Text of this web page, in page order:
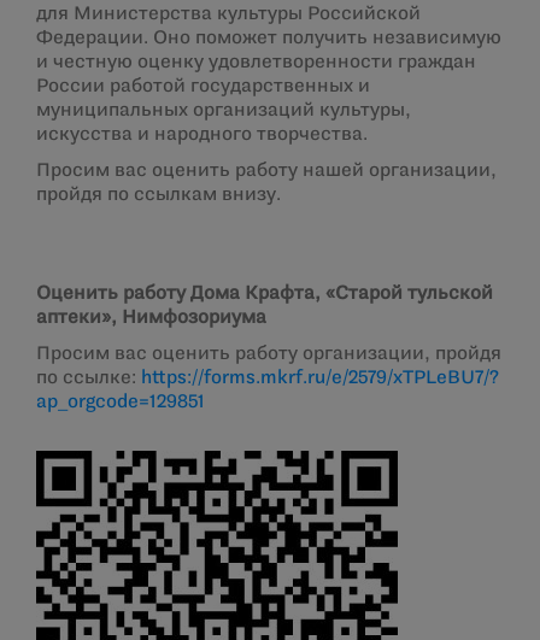
для Министерства культуры Российской
Федерации. Оно поможет получить независимую
и честную оценку удовлетворенности граждан
России работой государственных и
муниципальных организаций культуры,
искусства и народного творчества.
Просим вас оценить работу нашей организации,
пройдя по ссылкам внизу.
Оценить работу Дома Крафта, «Старой тульской
аптеки», Нимфозориума
Просим вас оценить работу организации, пройдя
по ссылке: https://forms.mkrf.ru/e/2579/xTPLeBU7/?
ap_orgcode=129851